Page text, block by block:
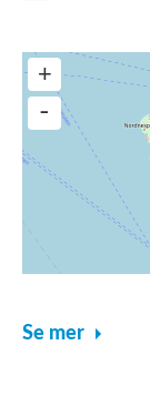
Se mer